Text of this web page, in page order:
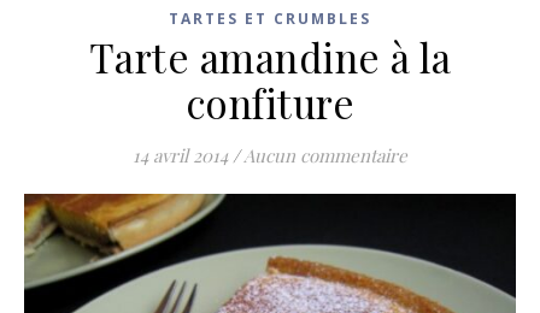
TARTES ET CRUMBLES
Tarte amandine à la
confiture
14 avril 2014 /Aucun commentaire